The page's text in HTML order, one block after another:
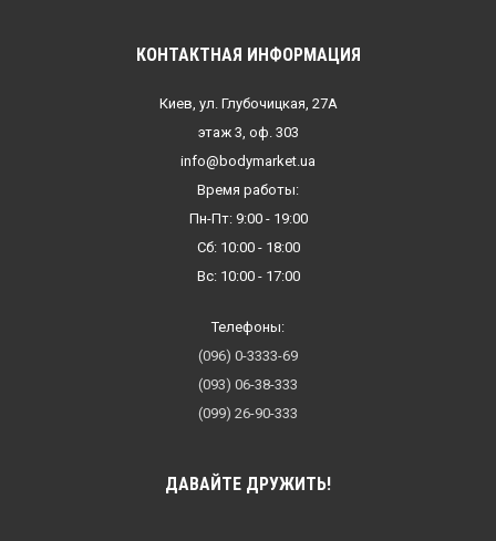
КОНТАКТНАЯ ИНФОРМАЦИЯ
Киев, ул. Глубочицкая, 27А
этаж 3, оф. 303
info@bodymarket.ua
Время работы:
Пн-Пт: 9:00 - 19:00
Сб: 10:00 - 18:00
Вс: 10:00 - 17:00
Телефоны:
(096) 0-3333-69
(093) 06-38-333
(099) 26-90-333
ДАВАЙТЕ ДРУЖИТЬ!